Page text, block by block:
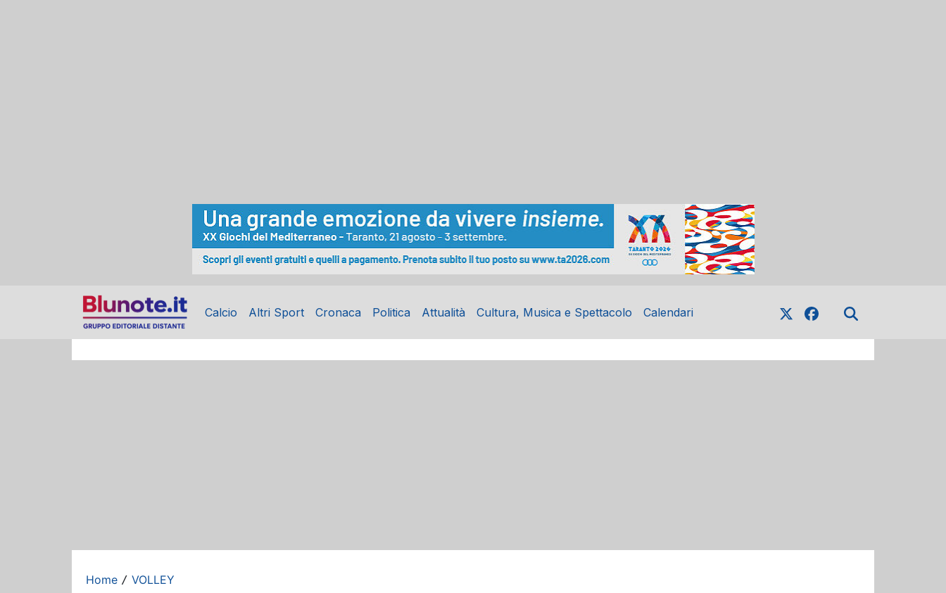
Calcio Altri Sport Cronaca Politica Attualità Cultura, Musica e Spettacolo Calendari
Home / VOLLEY